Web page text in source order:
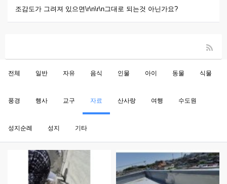
조감도가 그려져 있으면\r\n\r\n그대로 되는것 아닌가요?
전체 일반 자유 음식 인물 아이 동물 식물
풍경 행사 교구 자료 산사랑 여행 수도원
성지순례 성지 기타